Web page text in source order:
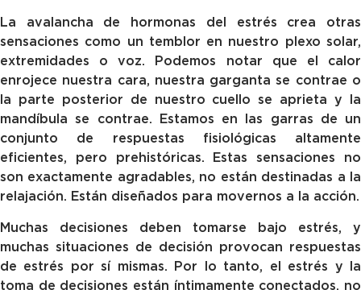
La avalancha de hormonas del estrés crea otras
sensaciones como un temblor en nuestro plexo solar,
extremidades o voz. Podemos notar que el calor
enrojece nuestra cara, nuestra garganta se contrae o
la parte posterior de nuestro cuello se aprieta y la
mandíbula se contrae. Estamos en las garras de un
conjunto de respuestas fisiológicas altamente
eficientes, pero prehistóricas. Estas sensaciones no
son exactamente agradables, no están destinadas a la
relajación. Están diseñados para movernos a la acción.
Muchas decisiones deben tomarse bajo estrés, y
muchas situaciones de decisión provocan respuestas
de estrés por sí mismas. Por lo tanto, el estrés y la
toma de decisiones están íntimamente conectados, no